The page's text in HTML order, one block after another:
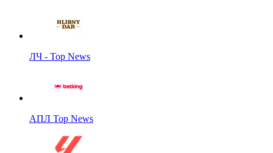
ЛЧ - Top News
АПЛ Top News